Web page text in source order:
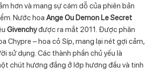
hơn và mang sự cám dỗ của phiên bản
Nước hoa Ange Ou Demon Le Secret
Givenchyđược ra mắt 2011. Được phân
Chypre – hoa cỏ Síp, mang lại nét gợi cảm,
sử dụng. Các thành phần chủ yếu là
chút hương đắng ở lớp hương đầu và tinh